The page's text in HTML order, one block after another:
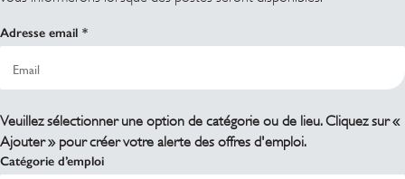
Adresse email
Veuillez sélectionner une option de catégorie ou de lieu. Cliquez sur «
Ajouter » pour créer votre alerte des offres d'emploi.
Catégorie d’emploi